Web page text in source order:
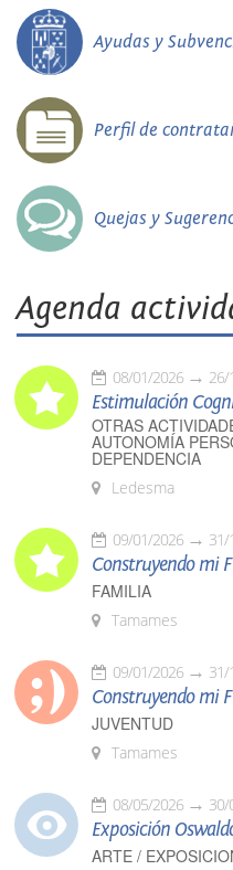
Ayudas y
Perfil de
Quejas y
Agenda
08/01/2026 26/
Estimulación
OTRAS
AUTONOMÍA
DEPENDENCIA
Ledesma
09/01/2026 31/
Construyendo mi
FAMILIA
Tamames
09/01/2026 31/
Construyendo mi
JUVENTUD
Tamames
08/05/2026 30/
Exposición
ARTE /